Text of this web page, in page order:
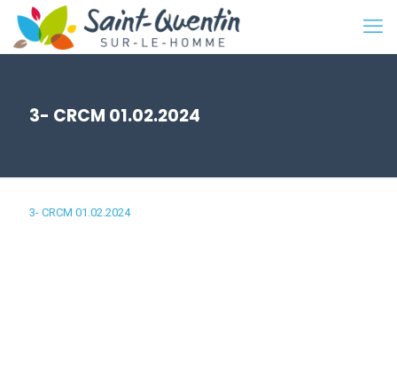
3- CRCM 01.02.2024
3- CRCM 01.02.2024